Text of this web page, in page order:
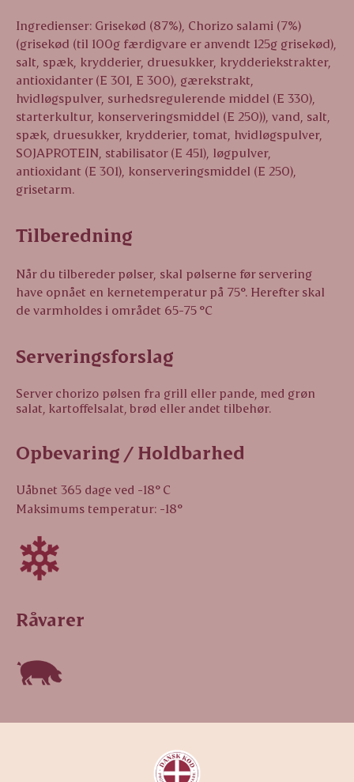
Ingredienser: Grisekød (87%), Chorizo salami (7%)
(grisekød (til 100g færdigvare er anvendt 125g grisekød),
salt, spæk, krydderier, druesukker, krydderiekstrakter,
antioxidanter (E 301, E 300), gærekstrakt,
hvidløgspulver, surhedsregulerende middel (E 330),
starterkultur, konserveringsmiddel (E 250)), vand, salt,
spæk, druesukker, krydderier, tomat, hvidløgspulver,
SOJAPROTEIN, stabilisator (E 451), løgpulver,
antioxidant (E 301), konserveringsmiddel (E 250),
grisetarm.
Tilberedning
Når du tilbereder pølser, skal pølserne før servering
have opnået en kernetemperatur på 75°. Herefter skal
de varmholdes i området 65-75 °C
Serveringsforslag
Server chorizo pølsen fra grill eller pande, med grøn
salat, kartoffelsalat, brød eller andet tilbehør.
Opbevaring / Holdbarhed
Uåbnet 365 dage ved -18° C
Maksimums temperatur: -18°
Råvarer